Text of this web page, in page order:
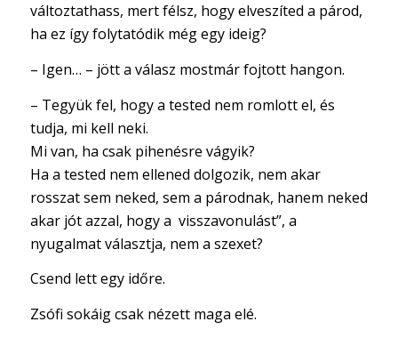
változtathass, mert félsz, hogy elveszíted a párod,
ha ez így folytatódik még egy ideig?
– Igen… – jött a válasz mostmár fojtott hangon.
– Tegyük fel, hogy a tested nem romlott el, és
tudja, mi kell neki.
Mi van, ha csak pihenésre vágyik?
Ha a tested nem ellened dolgozik, nem akar
rosszat sem neked, sem a párodnak, hanem neked
akar jót azzal, hogy a visszavonulást”, a
nyugalmat választja, nem a szexet?
Csend lett egy időre.
Zsófi sokáig csak nézett maga elé.